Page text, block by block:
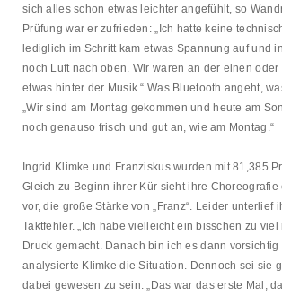
sich alles schon etwas leichter angefühlt, so
Prüfung war er zufrieden: „Ich hatte keine
lediglich im Schritt kam etwas Spannung auf und
noch Luft nach oben. Wir waren an der einen oder
etwas hinter der Musik.“ Was Bluetooth angeht,
„Wir sind am Montag gekommen und heute am
noch genauso frisch und gut an, wie am Montag.“
Ingrid Klimke und Franziskus wurden mit 81,385
Gleich zu Beginn ihrer Kür sieht ihre Choreografie
vor, die große Stärke von „Franz“. Leider unterlief
Taktfehler. „Ich habe vielleicht ein bisschen zu viel
Druck gemacht. Danach bin ich es dann vorsichtig
analysierte Klimke die Situation. Dennoch sei sie
dabei gewesen zu sein. „Das war das erste Mal,